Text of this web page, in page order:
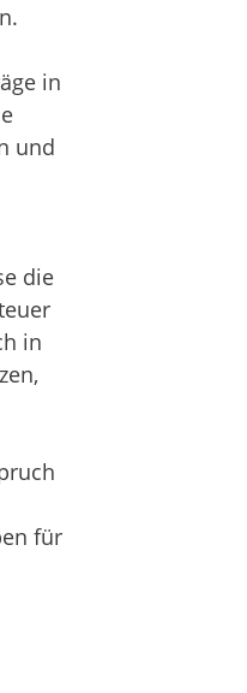
in
und
die
in
für